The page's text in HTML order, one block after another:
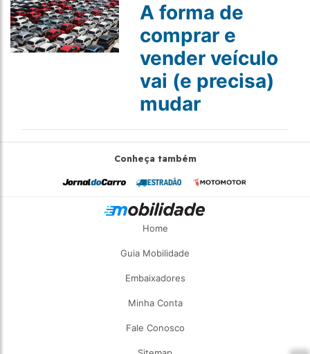
A forma de
comprar e
vender veículo
vai (e precisa)
mudar
Conheça também
Home
Guia Mobilidade
Embaixadores
Minha Conta
Fale Conosco